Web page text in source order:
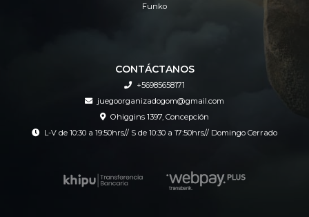
Funko
CONTÁCTANOS
+56985658171
juegoorganizadogom@gmail.com
Ohiggins 1397, Concepción
L-V de 10:30 a 19:50hrs// S de 10:30 a 17:50hrs// Domingo Cerrado